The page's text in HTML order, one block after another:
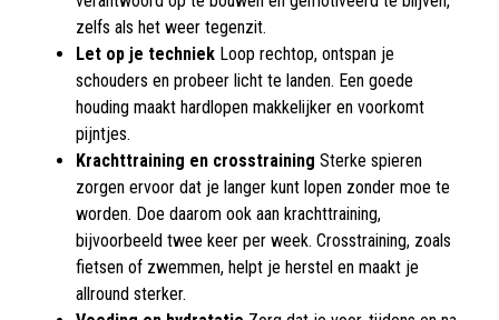
zelfs als het weer tegenzit.
Let op je techniek Loop rechtop, ontspan je
schouders en probeer licht te landen. Een goede
houding maakt hardlopen makkelijker en voorkomt
pijntjes.
Krachttraining en crosstraining Sterke spieren
zorgen ervoor dat je langer kunt lopen zonder moe te
worden. Doe daarom ook aan krachttraining,
bijvoorbeeld twee keer per week. Crosstraining, zoals
fietsen of zwemmen, helpt je herstel en maakt je
allround sterker.